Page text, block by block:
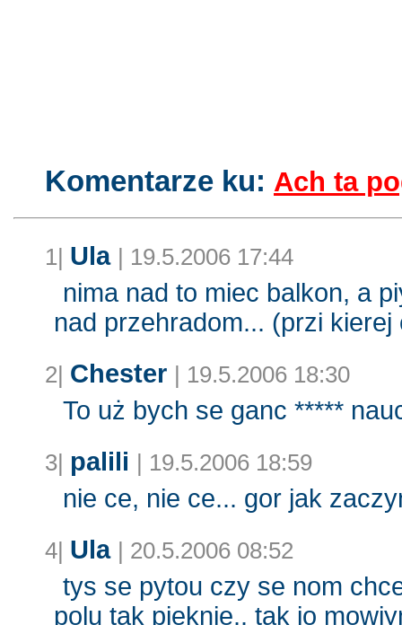
Komentarze ku: Ach ta
1| Ula | 19.5.2006 17:44
nima nad to miec balkon, a
nad przehradom... (przi
2| Chester | 19.5.2006 18:30
To uż bych se ganc *****
3| palili | 19.5.2006 18:59
nie ce, nie ce... gor jak
4| Ula | 20.5.2006 08:52
tys se pytou czy se nom
polu tak pieknie.. tak jo